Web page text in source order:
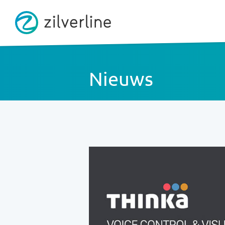
Nieuws